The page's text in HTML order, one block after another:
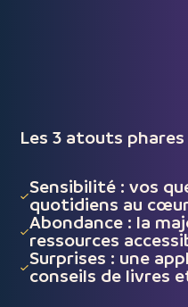
Les 3 atouts
Sensibilité : vos
quotidiens au
Abondance : la
ressources
Surprises : une
conseils de livres